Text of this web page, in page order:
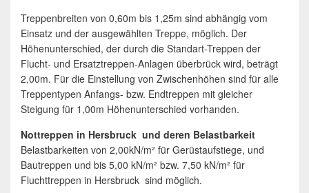
Treppenbreiten von 0,60m bis 1,25m sind abhängig vom
Einsatz und der ausgewählten Treppe, möglich. Der
Höhenunterschied, der durch die Standart-Treppen der
Flucht- und Ersatztreppen-Anlagen überbrück wird, beträgt
2,00m. Für die Einstellung von Zwischenhöhen sind für alle
Treppentypen Anfangs- bzw. Endtreppen mit gleicher
Steigung für 1,00m Höhenunterschied vorhanden.
Nottreppen in Hersbruck und deren Belastbarkeit
Belastbarkeiten von 2,00kN/m² für Gerüstaufstiege, und
Bautreppen und bis 5,00 kN/m² bzw. 7,50 kN/m² für
Fluchttreppen in Hersbruck sind möglich.